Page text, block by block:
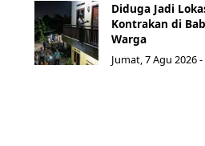
Diduga Jadi
Kontrakan di
Warga
Jumat, 7 Agu 2026 -